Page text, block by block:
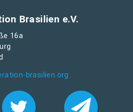
Brasilien e.V.
16a
brasilien.org